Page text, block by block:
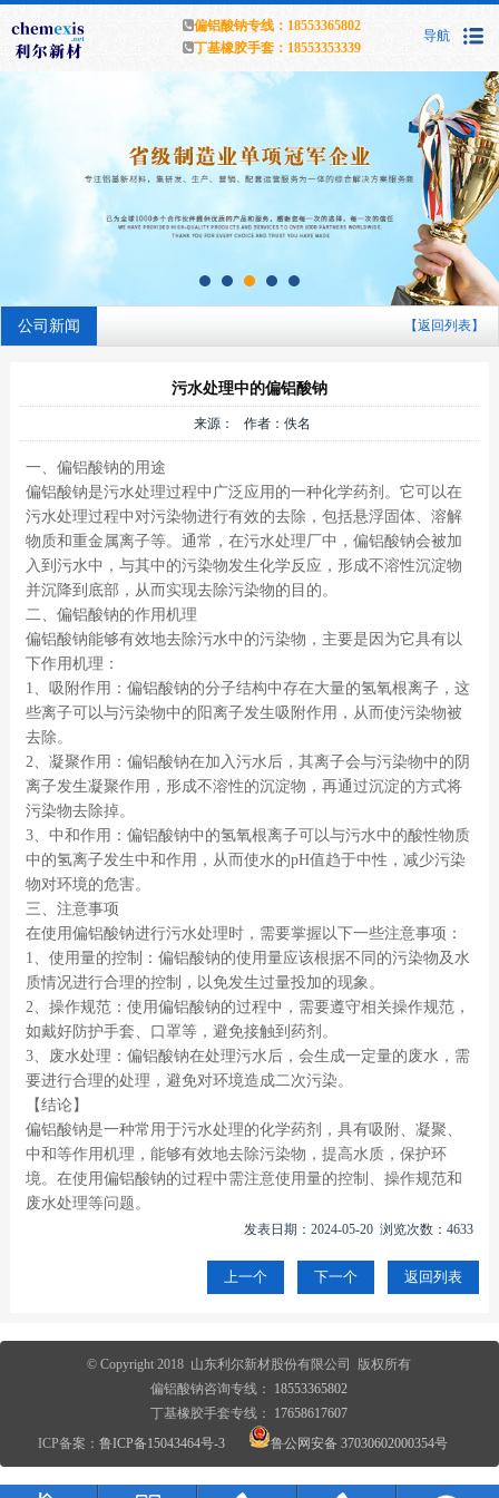
导航
偏铝酸钠专线：18553365802
丁基橡胶手套：18553353339
公司新闻 【返回列表】
污水处理中的偏铝酸钠
来源： 作者：佚名
一、偏铝酸钠的用途
偏铝酸钠是污水处理过程中广泛应用的一种化学药剂。它可以在
污水处理过程中对污染物进行有效的去除，包括悬浮固体、溶解
物质和重金属离子等。通常，在污水处理厂中，偏铝酸钠会被加
入到污水中，与其中的污染物发生化学反应，形成不溶性沉淀物
并沉降到底部，从而实现去除污染物的目的。
二、偏铝酸钠的作用机理
偏铝酸钠能够有效地去除污水中的污染物，主要是因为它具有以
下作用机理：
1、吸附作用：偏铝酸钠的分子结构中存在大量的氢氧根离子，这
些离子可以与污染物中的阳离子发生吸附作用，从而使污染物被
去除。
2、凝聚作用：偏铝酸钠在加入污水后，其离子会与污染物中的阴
离子发生凝聚作用，形成不溶性的沉淀物，再通过沉淀的方式将
污染物去除掉。
3、中和作用：偏铝酸钠中的氢氧根离子可以与污水中的酸性物质
中的氢离子发生中和作用，从而使水的pH值趋于中性，减少污染
物对环境的危害。
三、注意事项
在使用偏铝酸钠进行污水处理时，需要掌握以下一些注意事项：
1、使用量的控制：偏铝酸钠的使用量应该根据不同的污染物及水
质情况进行合理的控制，以免发生过量投加的现象。
2、操作规范：使用偏铝酸钠的过程中，需要遵守相关操作规范，
如戴好防护手套、口罩等，避免接触到药剂。
3、废水处理：偏铝酸钠在处理污水后，会生成一定量的废水，需
要进行合理的处理，避免对环境造成二次污染。
【结论】
偏铝酸钠是一种常用于污水处理的化学药剂，具有吸附、凝聚、
中和等作用机理，能够有效地去除污染物，提高水质，保护环
境。在使用偏铝酸钠的过程中需注意使用量的控制、操作规范和
废水处理等问题。
发表日期：2024-05-20 浏览次数：4633
上一个 下一个 返回列表
© Copyright 2018 山东利尔新材股份有限公司 版权所有
偏铝酸钠咨询专线： 18553365802
丁基橡胶手套专线： 17658617607
ICP备案： 鲁ICP备15043464号-3 鲁公网安备 37030602000354号